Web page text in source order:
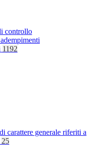
controllo
1192
carattere generale riferiti a
25